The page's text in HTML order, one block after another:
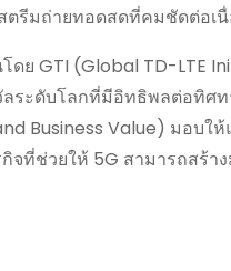
ตรีมถ่ายทอดสดที่คมชัดต่อ
ดย GTI (Global TD-LTE
ลระดับโลกที่มีอิทธิพลต่อทิ
Business Value) มอบใ
ที่ช่วยให้ 5G สามารถสร้า